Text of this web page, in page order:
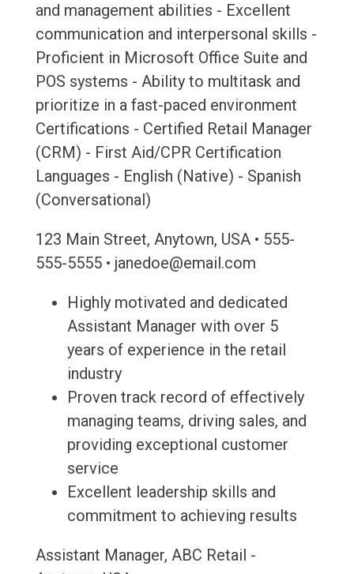
and management abilities - Excellent
communication and interpersonal skills -
Proficient in Microsoft Office Suite and
POS systems - Ability to multitask and
prioritize in a fast-paced environment
Certifications - Certified Retail Manager
(CRM) - First Aid/CPR Certification
Languages - English (Native) - Spanish
(Conversational)
123 Main Street, Anytown, USA • 555-
555-5555 • janedoe@email.com
Highly motivated and dedicated
Assistant Manager with over 5
years of experience in the retail
industry
Proven track record of effectively
managing teams, driving sales, and
providing exceptional customer
service
Excellent leadership skills and
commitment to achieving results
Assistant Manager, ABC Retail -